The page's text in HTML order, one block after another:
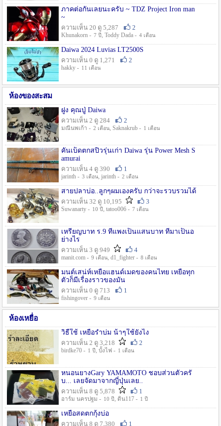
ภาคต่อกันเลยนะครับ ~ TDZ Project Iron man
~
ความเห็น 20 ดู 5,287
2
Khunakorn - 7 ปี , Toddy Dada - 4 เดือน
Daiwa 2024 Luvias LT2500S
ความเห็น 0 ดู 1,271
2
hakky - 11 เดือน
ห้องของสะสม
ฝูง คุณปู่ Daiwa
ความเห็น 2 ดู 284
2
มณีนพเก้า - 2 เดือน, Saknakrub - 1 เดือน
คันเบ็ดตกสปิ๋วรุ่นเก่า Daiwa รุ่น Power Mesh S
amurai
ความเห็น 4 ดู 390
1
jarinth - 3 เดือน, jarinth - 2 เดือน
สายปลาบ่อ..ลูกๆผมเองครับ กว่าจะรวบรวมได้
ความเห็น 32 ดู 10,195
3
Suwanarty - 10 ปี , tatoo006 - 7 เดือน
เหรียญบาท ร.9 ที่แพงเป็นแสนบาท ที่มาเป็นอ
ย่างไร
ความเห็น 3 ดู 949
4
manit.com - 9 เดือน, d1_fighter - 8 เดือน
มนต์เสน่ห์เหยื่อแฮนด์เมดของคนไทย เหยื่อทุก
ตัวก็มีเรื่องราวของมัน
ความเห็น 0 ดู 713
1
fishingover - 9 เดือน
ห้องเหยื่อ
วิธืใช้ เหยื่อรำบ่ม น้าๆใช้ยังไง
ความเห็น 2 ดู 3,218
2
birdke70 - 1 ปี , บั้งไฟ - 1 เดือน
หนอนยางGary YAMAMOTO ชอบส่วนตัวครั
บ... เลยจัดมาจากญี่ปุ่นเลย..
ความเห็น 8 ดู 5,878
1
อาร์ม นครปฐม - 10 ปี , ดิน117 - 1 ปี
เหยื่อสดตกกุ้งบ่อ
ความเห็น 8 ดู 7,380
1